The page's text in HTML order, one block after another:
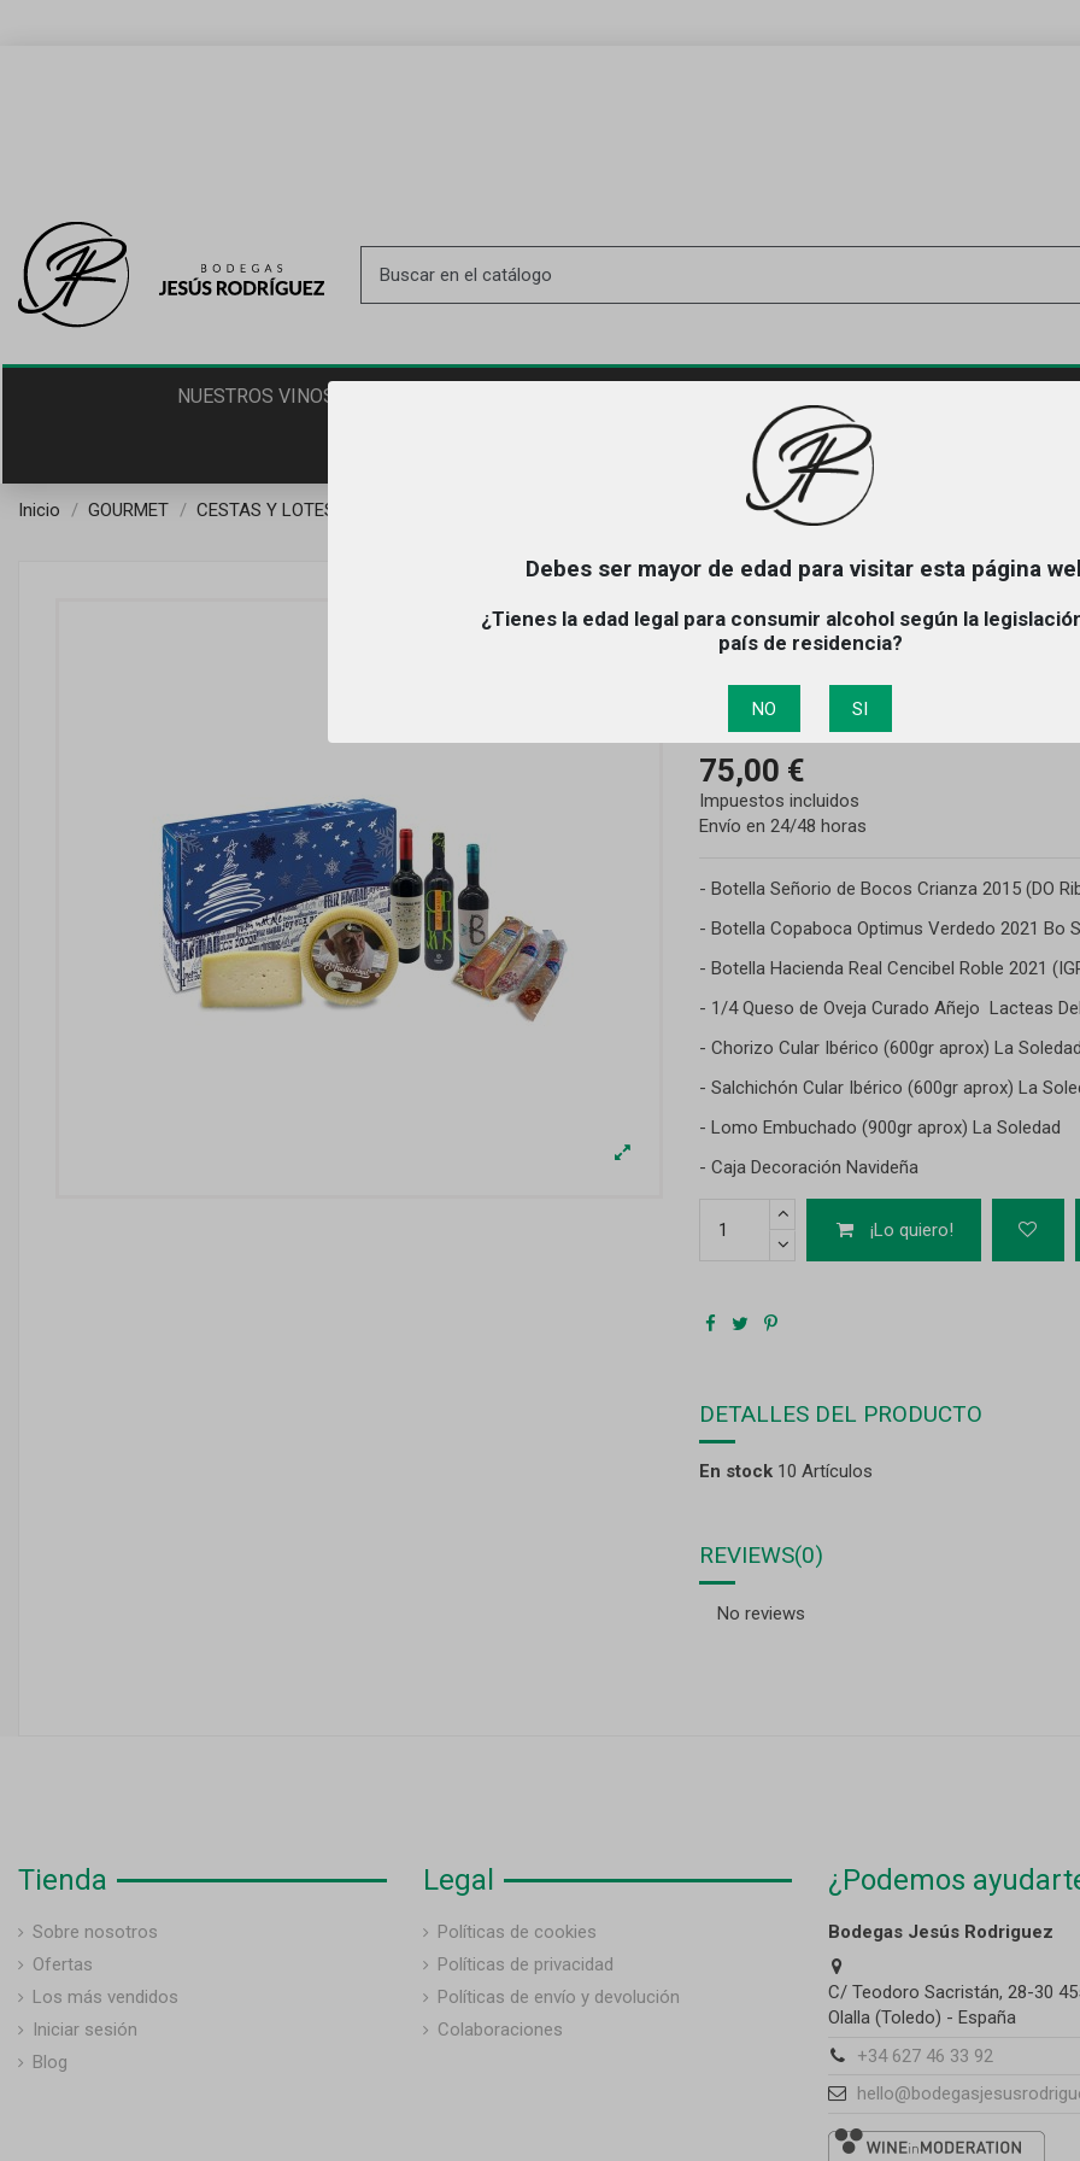
Debes ser mayor de edad para visitar esta página
¿Tienes la edad legal para consumir alcohol según la
país de residencia?
NO SI
NUESTROS VINOS
CATAS
Inicio GOURMET CESTAS Y LOTES
Cesta N.º 9 Navidad
Referencia
Producto disponible
75,00 €
Impuestos incluidos
Envío en 24/48 horas
- Botella Señorio de Bocos Crianza 2015 (DO
- Botella Copaboca Optimus Verdedo 2021 Bo
- Botella Hacienda Real Cencibel Roble 2021
- 1/4 Queso de Oveja Curado Añejo Lacteas
- Chorizo Cular Ibérico (600gr aprox) La
- Salchichón Cular Ibérico (600gr aprox) La
- Lomo Embuchado (900gr aprox) La Soledad
- Caja Decoración Navideña
¡Lo quiero!
DETALLES DEL PRODUCTO
En stock 10 Artículos
REVIEWS(0)
No reviews
Tienda
Sobre nosotros
Ofertas
Los más vendidos
Iniciar sesión
Blog
Legal
Políticas de cookies
Políticas de privacidad
Políticas de envío y devolución
Colaboraciones
¿Podemos
Bodegas Jesús Rodriguez
C/ Teodoro Sacristán, 28-30
Olalla (Toledo) - España
+34 627 46 33 92